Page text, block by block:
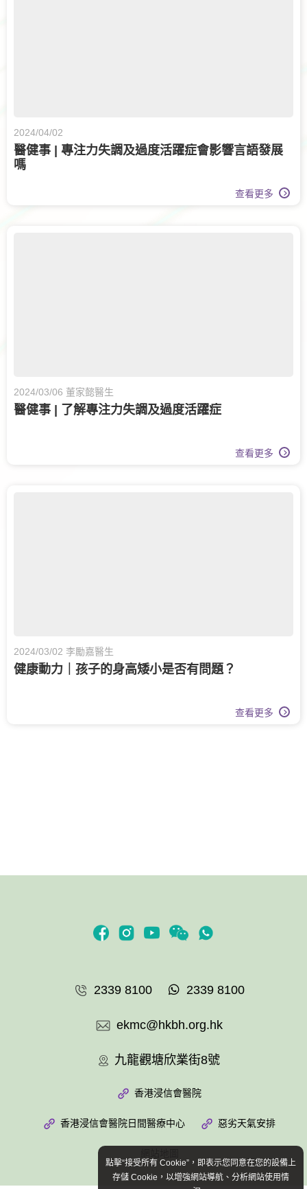
2024/04/02
醫健事 | 專注力失調及過度活躍症會影響言語發展
嗎
查看更多
2024/03/06 董家懿醫生
醫健事 | 了解專注力失調及過度活躍症
查看更多
2024/03/02 李勵嘉醫生
健康動力｜孩子的身高矮小是否有問題？
查看更多
2339 8100 2339 8100
ekmc@hkbh.org.hk
九龍觀塘欣業街8號
香港浸信會醫院
香港浸信會醫院日間醫療中心 惡劣天氣安排
點擊“接受所有 Cookie”，即表示您同意在您的設備上
存儲 Cookie，以增強網站導航、分析網站使用情